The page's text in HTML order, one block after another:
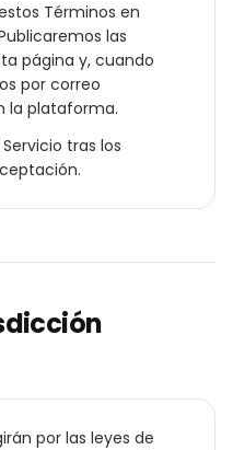
Términos en
las
página y, cuando
por correo
la plataforma.
tras los
por las leyes de